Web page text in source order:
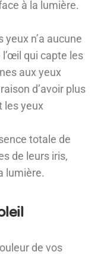
à la lumière.
yeux n’a aucune
qui capte les
aux yeux
d’avoir plus
les yeux
totale de
de leurs iris,
lumière.
de vos